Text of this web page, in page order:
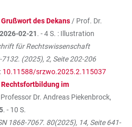
Grußwort des Dekans / Prof. Dr.
2026-02-21. - 4 S. : Illustration
für Rechtswissenschaft
(2025), 2, Seite 202-206
10.11588/srzwo.2025.2.115037
Rechtsfortbildung im
Dr. Andreas Piekenbrock,
. - 10 S.
1868-7067. 80(2025), 14, Seite 641-